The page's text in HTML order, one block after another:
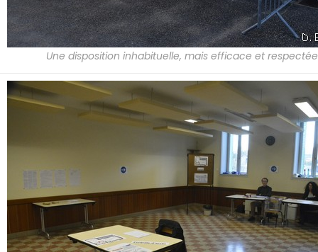
Une disposition inhabituelle, mais efficace et